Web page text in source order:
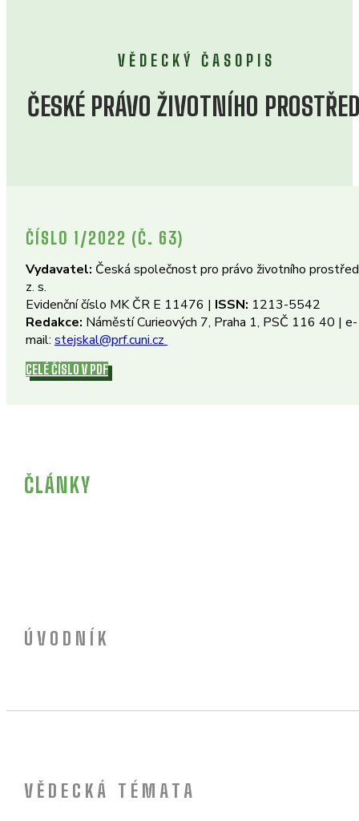
VĚDECKÝ ČASOPIS
ČESKÉ PRÁVO ŽIVOTNÍHO
ČÍSLO 1/2022 (Č. 63)
Vydavatel: Česká společnost pro právo životního
z. s.
Evidenční číslo MK ČR E 11476 | ISSN: 1213-5542
Redakce: Náměstí Curieových 7, Praha 1, PSČ 116 40 | e-
mail: stejskal@prf.cuni.cz
CELÉ ČÍSLO V PDF
ČLÁNKY
ÚVODNÍK
VĚDECKÁ TÉMATA